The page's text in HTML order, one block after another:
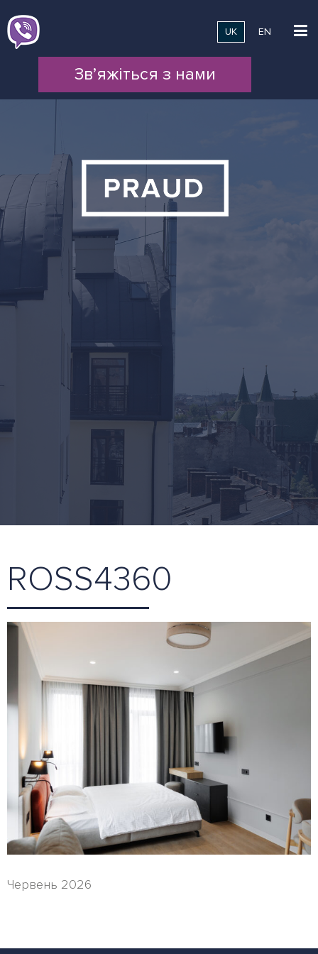
UK EN
Зв’яжіться з нами
ROSS4360
Червень 2026